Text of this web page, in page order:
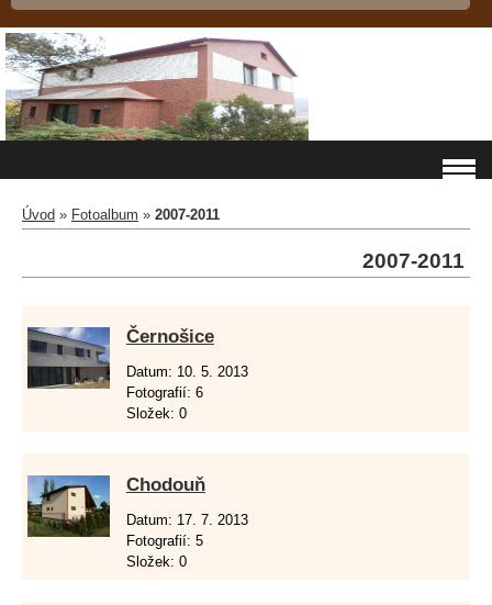
Úvod » Fotoalbum » 2007-2011
2007-2011
Černošice
Datum: 10. 5. 2013
Fotografií: 6
Složek: 0
Chodouň
Datum: 17. 7. 2013
Fotografií: 5
Složek: 0